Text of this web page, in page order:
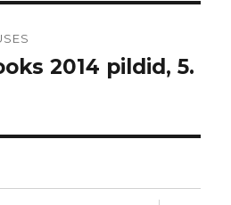
2014 pildid, 5.